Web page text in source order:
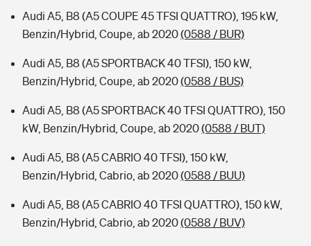
Audi A5, B8 (A5 COUPE 45 TFSI QUATTRO), 195 kW,
Benzin/Hybrid, Coupe, ab 2020(0588 / BUR)
Audi A5, B8 (A5 SPORTBACK 40 TFSI), 150 kW,
Benzin/Hybrid, Coupe, ab 2020(0588 / BUS)
Audi A5, B8 (A5 SPORTBACK 40 TFSI QUATTRO), 150
kW, Benzin/Hybrid, Coupe, ab 2020(0588 / BUT)
Audi A5, B8 (A5 CABRIO 40 TFSI), 150 kW,
Benzin/Hybrid, Cabrio, ab 2020(0588 / BUU)
Audi A5, B8 (A5 CABRIO 40 TFSI QUATTRO), 150 kW,
Benzin/Hybrid, Cabrio, ab 2020(0588 / BUV)